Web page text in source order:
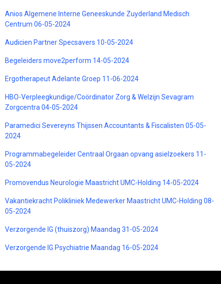
Anios Algemene Interne Geneeskunde Zuyderland Medisch
Centrum 06-05-2024
Audicien Partner Specsavers 10-05-2024
Begeleiders move2perform 14-05-2024
Ergotherapeut Adelante Groep 11-06-2024
HBO-Verpleegkundige/Coördinator Zorg & Welzijn Sevagram
Zorgcentra 04-05-2024
Paramedici Severeyns Thijssen Accountants & Fiscalisten 05-05-
2024
Programmabegeleider Centraal Orgaan opvang asielzoekers 11-
05-2024
Promovendus Neurologie Maastricht UMC-Holding 14-05-2024
Vakantiekracht Polikliniek Medewerker Maastricht UMC-Holding 08-
05-2024
Verzorgende IG (thuiszorg) Maandag 31-05-2024
Verzorgende IG Psychiatrie Maandag 16-05-2024